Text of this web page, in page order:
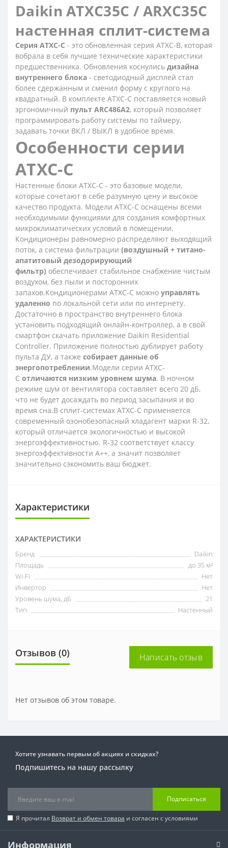
Daikin ATXC35С / ARXC35С
настенная сплит-система
Серия ATXC-С - это обновленная серия ATXC-B, которая
вобрала в себя лучшие технические характеристики
предшественника. Обновления коснулись дизайна
внутреннего блока - светодиодный дисплей стал
более сдержанным и сменил форму с круглого на
квадратный. В комплекте ATXC-C поставляется новый
эргономичный пульт ARC486A2, который позволяет
программировать работу системы по таймеру,
задавать точки ВКЛ / ВЫКЛ в удобное время.
Особенности серии
ATXC-C
Настенные блоки ATXC-C - это базовые модели,
которые сочетают в себе разумную цену и высокое
качество продукта. Модели ATXC-C оснащены всеми
необходимыми функциями для создания комфортных
микроклиматических условий в помещении.
Кондиционеры равномерно распределяют выходящий
поток, а система фильтрации (воздушный + титано-
апатитовый дезодорирующий
фильтр) обеспечивает стабильное снабжение чистым
воздухом, без пыли и посторонних
запахов.Кондиционерами ATXC-C можно управлять
удаленно по локальной сети или по интернету.
Достаточно в пространство внутреннего блока
установить подходящий онлайн-контроллер, а в свой
смартфон скачать приложение Daikin Residential
Controller. Приложение полностью дублирует работу
пульта ДУ, а также собирает данные об
энергопотреблении.Модели серии ATXC-
C отличаются низким уровнем шума. В ночном
режиме шум от вентилятора составляет всего 20 дБ,
что не будет досаждать во период засыпания и во
время сна.В сплит-системах ATXС-С применяется
современный озонобезопасный хладагент марки R-32,
который отличается экологичностью и высокой
энергоэффективностью. R-32 соответствует классу
энергоэффективности А++, а значит позволяет
значительно сэкономить ваш бюджет.
Характеристики
ХАРАКТЕРИСТИКИ
Бренд
Daikin
Площадь
до 35 м²
Wi-Fi
Нет
Инвертор
Нет
Уровень шума, дБ
21
Тип
Настенный
Отзывов (0) Написать отзыв
Нет отзывов об этом товаре.
Хотите узнавать первым об акциях и скидках?
Подпишитесь на нашу рассылку
Подписаться
Я прочитал Возврат и обмен товара и согласен с условиями
Информация